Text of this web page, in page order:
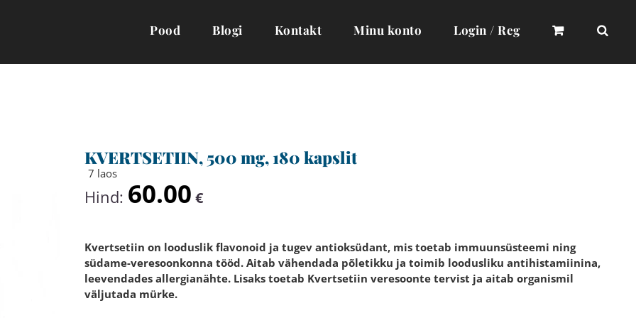
Pood Blogi Kontakt Minu konto Login / Reg
KVERTSETIIN, 500 mg, 180 kapslit
7 laos
Hind: 60.00 €
Kvertsetiin on looduslik flavonoid ja tugev antioksüdant, mis toetab immuunsüsteemi ning
südame-veresoonkonna tööd. Aitab vähendada põletikku ja toimib loodusliku antihistamiinina,
leevendades allergianähte. Lisaks toetab Kvertsetiin veresoonte tervist ja aitab organismil
väljutada mürke.